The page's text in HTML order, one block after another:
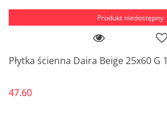
Produkt niedostępny
Płytka ścienna Daira Beige 25x60 G 1
47.60